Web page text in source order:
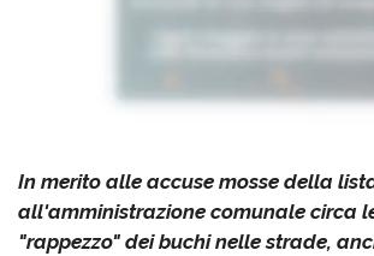
In merito alle accuse mosse della
all'amministrazione comunale circa
"rappezzo" dei buchi nelle strade,